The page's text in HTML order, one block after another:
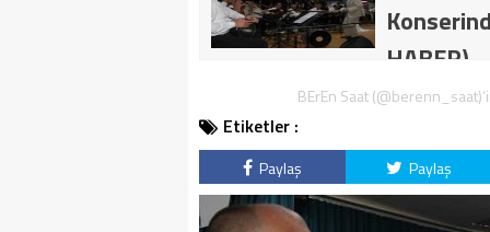
HABER)
BErEn Saat
Etiketler :
Paylaş Paylaş